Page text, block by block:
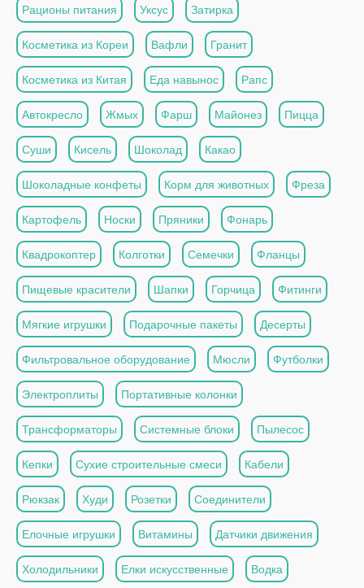
Рационы питания Уксус Затирка
Косметика из Кореи Вафли Гранит
Косметика из Китая Еда навынос Рапс
Автокресло Жмых Фарш Майонез Пицца
Суши Кисель Шоколад Какао
Шоколадные конфеты Корм для животных Фреза
Картофель Носки Пряники Фонарь
Квадрокоптер Колготки Семечки Фланцы
Пищевые красители Шапки Горчица Фитинги
Мягкие игрушки Подарочные пакеты Десерты
Фильтровальное оборудование Мюсли Футболки
Электроплиты Портативные колонки
Трансформаторы Системные блоки Пылесос
Кепки Сухие строительные смеси Кабели
Рюкзак Худи Розетки Соединители
Елочные игрушки Витамины Датчики движения
Холодильники Елки искусственные Водка